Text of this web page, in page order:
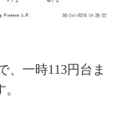
一時113円台ま